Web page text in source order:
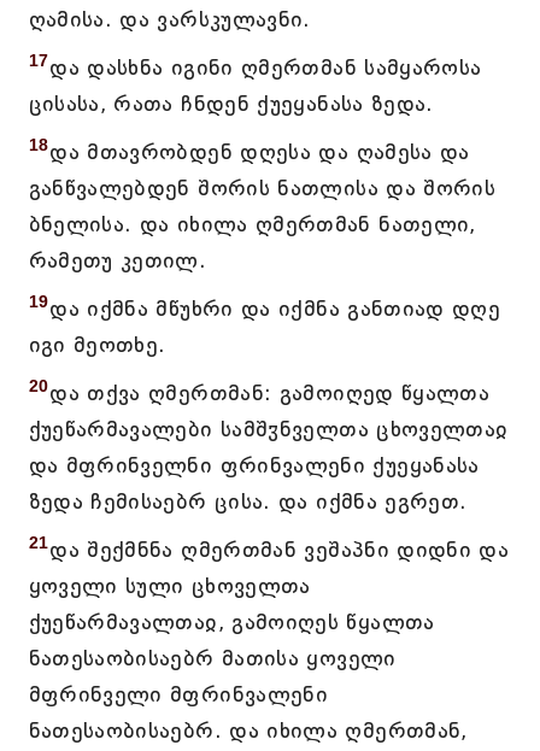
ღამისა. და ვარსკულავნი.
17და დასხნა იგინი ღმერთმან სამყაროსა
ცისასა, რათა ჩნდენ ქუეყანასა ზედა.
18და მთავრობდენ დღესა და ღამესა და
განწვალებდენ შორის ნათლისა და შორის
ბნელისა. და იხილა ღმერთმან ნათელი,
რამეთუ კეთილ.
19და იქმნა მწუხრი და იქმნა განთიად დღე
იგი მეოთხე.
20და თქვა ღმერთმან: გამოიღედ წყალთა
ქუეწარმავალები სამშჳნველთა ცხოველთაჲ
და მფრინველნი ფრინვალენი ქუეყანასა
ზედა ჩემისაებრ ცისა. და იქმნა ეგრეთ.
21და შექმნნა ღმერთმან ვეშაპნი დიდნი და
ყოველი სული ცხოველთა
ქუეწარმავალთაჲ, გამოიღეს წყალთა
ნათესაობისაებრ მათისა ყოველი
მფრინველი მფრინვალენი
ნათესაობისაებრ. და იხილა ღმერთმან,